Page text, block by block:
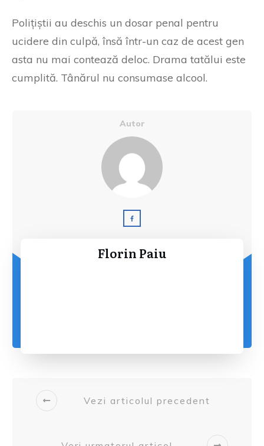
Polițiștii au deschis un dosar penal pentru
ucidere din culpă, însă într-un caz de acest gen
asta nu mai contează deloc. Drama tatălui este
cumplită. Tânărul nu consumase alcool.
Autor
Florin Paiu
Vezi articolul precedent